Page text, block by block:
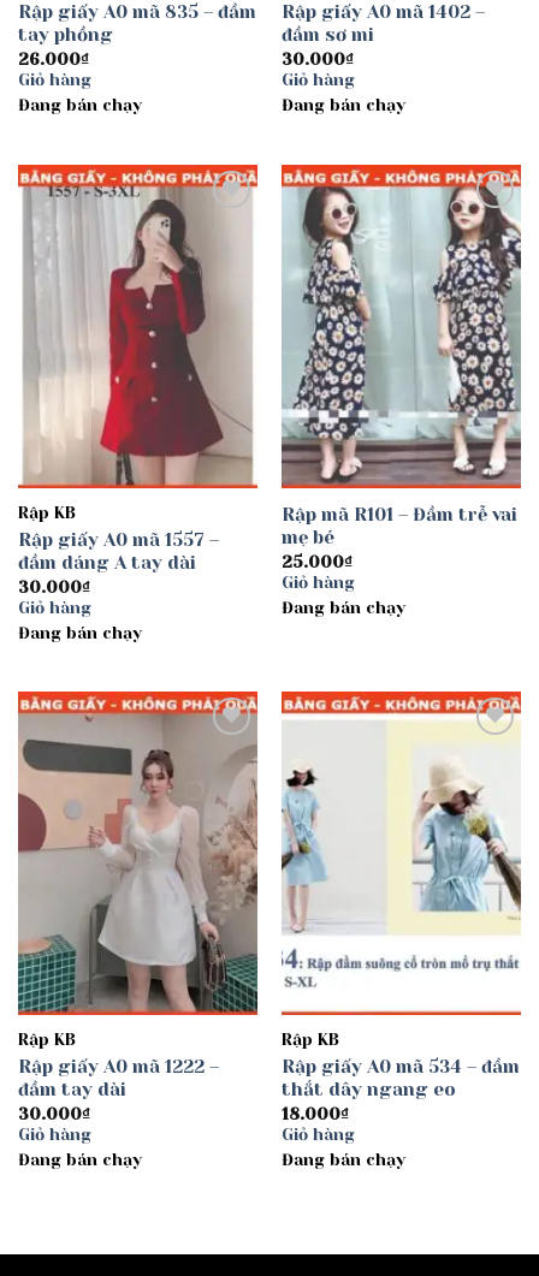
Rập giấy A0 mã 835 – đầm
tay phồng
26.000₫
Giỏ hàng
Đang bán chạy
Rập giấy A0 mã 1402 –
đầm sơ mi
30.000₫
Giỏ hàng
Đang bán chạy
wishlist
Rập KB
Rập giấy A0 mã 1557 –
đầm dáng A tay dài
30.000₫
Giỏ hàng
Đang bán chạy
Add to
wishlist
Rập mã R101 – Đầm trễ vai
mẹ bé
25.000₫
Giỏ hàng
Đang bán chạy
Add to
wishlist
Rập KB
Rập giấy A0 mã 1222 –
đầm tay dài
30.000₫
Giỏ hàng
Đang bán chạy
wishlist
Rập KB
Rập giấy A0 mã 534 – đầm
thắt dây ngang eo
18.000₫
Giỏ hàng
Đang bán chạy